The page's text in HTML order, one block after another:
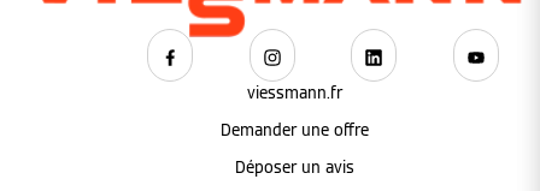
viessmann.fr
Demander une offre
Déposer un avis